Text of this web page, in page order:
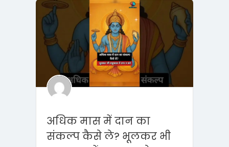
अधिक मास में दान का
संकल्प कैसे ले? भूलकर भी